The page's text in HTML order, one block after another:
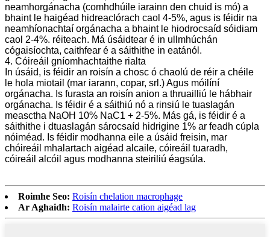
neamhorgánacha (comhdhúile iarainn den chuid is mó) a
bhaint le haigéad hidreaclórach caol 4-5%, agus is féidir na
neamhíonachtaí orgánacha a bhaint le hiodrocsaíd sóidiam
caol 2-4%. réiteach. Má úsáidtear é in ullmhúchán
cógaisíochta, caithfear é a sáithithe in eatánól.
4. Cóireáil gníomhachtaithe rialta
In úsáid, is féidir an roisín a chosc ó chaolú de réir a chéile
le hola miotail (mar iarann, copar, srl.) Agus móilíní
orgánacha. Is furasta an roisín anion a thruailliú le hábhair
orgánacha. Is féidir é a sáithiú nó a rinsiú le tuaslagán
measctha NaOH 10% NaC1 + 2-5%. Más gá, is féidir é a
sáithithe i dtuaslagán sárocsaíd hidrigine 1% ar feadh cúpla
nóiméad. Is féidir modhanna eile a úsáid freisin, mar
chóireáil mhalartach aigéad alcaile, cóireáil tuaradh,
cóireáil alcóil agus modhanna steiriliú éagsúla.
Roimhe Seo: Roisín chelation macrophage
Ar Aghaidh: Roisín malairte cation aigéad lag